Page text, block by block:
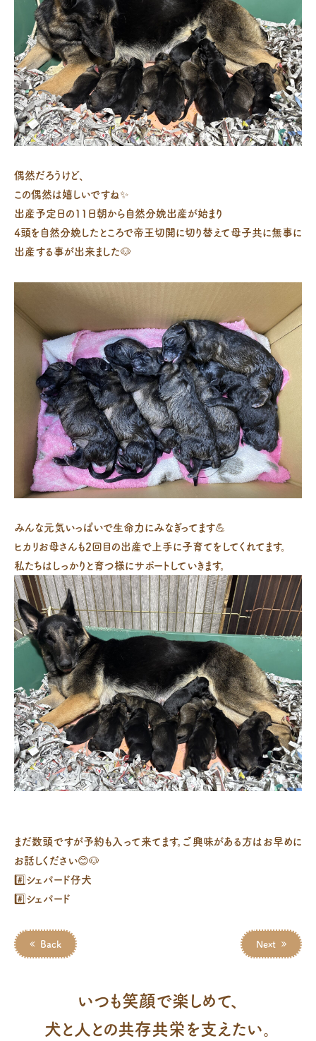
偶然だろうけど、
この偶然は嬉しいですね✨
出産予定日の11日朝から自然分娩出産が始まり
4頭を自然分娩したところで帝王切開に切り替えて母子共に無事に
出産する事が出来ました🐶
みんな元気いっぱいで生命力にみなぎってます💪
ヒカリお母さんも2回目の出産で上手に子育てをしてくれてます。
私たちはしっかりと育つ様にサポートしていきます。
まだ数頭ですが予約も入って来てます。ご興味がある方はお早めに
お話しください😊🐶
#️⃣シェパード仔犬
#️⃣シェパード
Back Next
いつも笑顔で楽しめて、
犬と人との共存共栄を支えたい。